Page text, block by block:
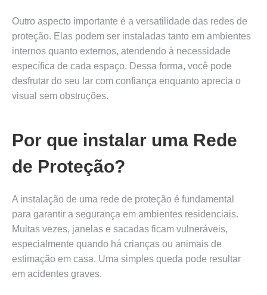
Outro aspecto importante é a versatilidade das redes de
proteção. Elas podem ser instaladas tanto em ambientes
internos quanto externos, atendendo à necessidade
específica de cada espaço. Dessa forma, você pode
desfrutar do seu lar com confiança enquanto aprecia o
visual sem obstruções.
Por que instalar uma Rede
de Proteção?
A instalação de uma rede de proteção é fundamental
para garantir a segurança em ambientes residenciais.
Muitas vezes, janelas e sacadas ficam vulneráveis,
especialmente quando há crianças ou animais de
estimação em casa. Uma simples queda pode resultar
em acidentes graves.